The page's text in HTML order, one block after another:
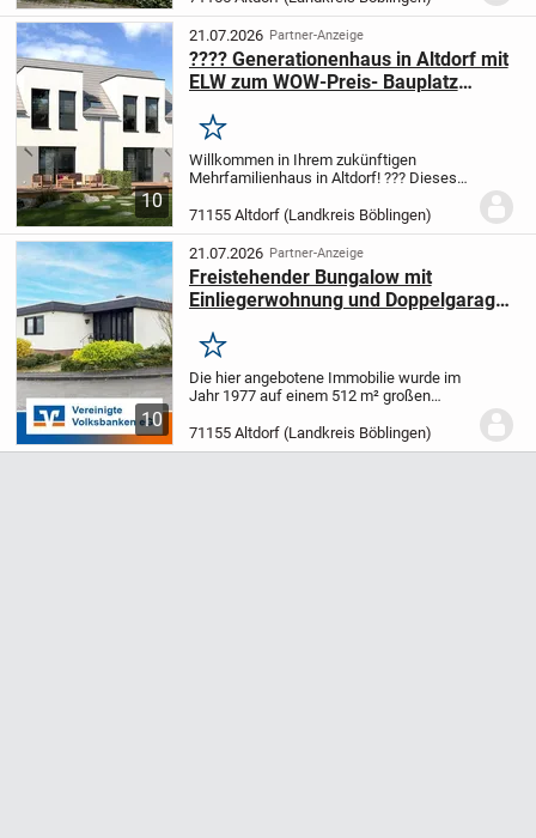
Raumangebot für anspruchsvolles
Wohnen. Auf rund 194 m² Wohnfläche,...
10
21.07.2026 Partner-Anzeige
???? Generationenhaus in Altdorf mit
ELW zum WOW-Preis- Bauplatz
Merken
Willkommen in Ihrem zukünftigen
Mehrfamilienhaus in Altdorf! ??? Dieses
Design mit einer riesigen Portion
Individualität - gestalten Sie Ihr Zuhause
ganz nach...
71155 Altdorf (Landkreis Böblingen)
10
21.07.2026 Partner-Anzeige
Freistehender Bungalow mit
Einliegerwohnung und Doppelgarage
Merken
Die hier angebotene Immobilie wurde im
Jahr 1977 auf einem 512 m² großen
Sackgasse errichtet. Es handelt sich um
ein voll unterkellertes Fertighaus der
71155 Altdorf (Landkreis Böblingen)